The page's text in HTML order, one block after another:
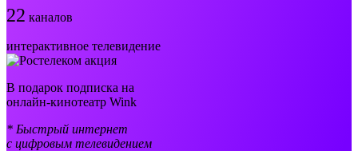
22 каналов
интерактивное телевидение
В подарок подписка на
онлайн-кинотеатр Wink
* Быстрый интернет
с цифровым телевидением